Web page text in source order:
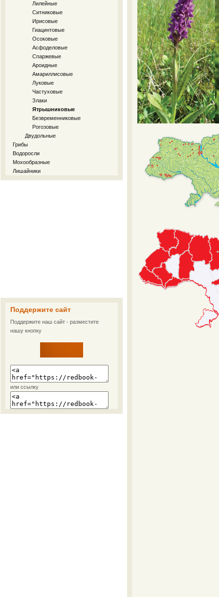
Лилейные
Ситниковые
Ирисовые
Гиацинтовые
Осоковые
Асфоделовые
Спаржевые
Ароидные
Амариллисовые
Луковые
Частуховые
Злаки
Ятрышниковые
Безвременниковые
Рогозовые
Двудольные
Грибы
Водоросли
Мохообразные
Лишайники
Поддержите сайт
Поддержите наш сайт - разместите
нашу кнопку
или ссылку